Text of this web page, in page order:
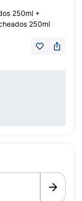
250ml +
250ml